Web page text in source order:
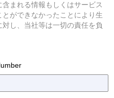
まれる情報もしくはサービス
ができなかったことにより生
し、当社等は一切の責任を負